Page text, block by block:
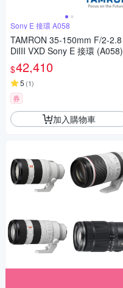
Sony E 接環 A058
TAMRON 35-150mm F/2-2.8
DiIII VXD Sony E 接環 (A058)
$42,410
5 (1)
券
加入購物車